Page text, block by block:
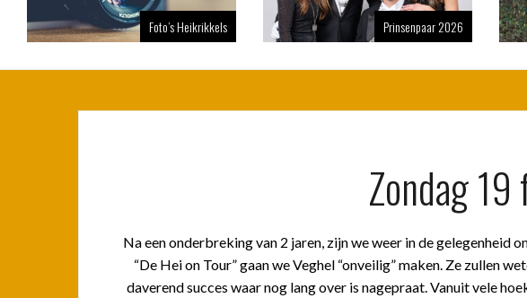
Foto’s Heikrikkels Prinsenpaar 2026
Zondag
Na een onderbreking van 2 jaren, zijn we weer in de gelegenheid
“De Hei on Tour” gaan we Veghel “onveilig” maken. Ze zullen
daverend succes waar nog lang over is nagepraat. Vanuit vele